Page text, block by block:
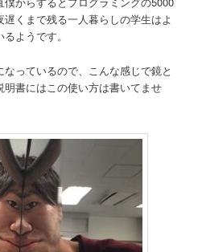
くまで残る一人暮らしの学生はよ
ようです。
っているので、こんな感じで鏡と
明書にはこの使い方は書いてませ